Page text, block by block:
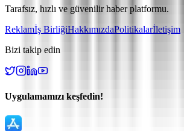
Tarafsız, hızlı ve güvenilir haber platformu.
Reklamİş BirliğiHakkımızdaPolitikalarİletişim
Bizi takip edin
Uygulamamızı keşfedin!